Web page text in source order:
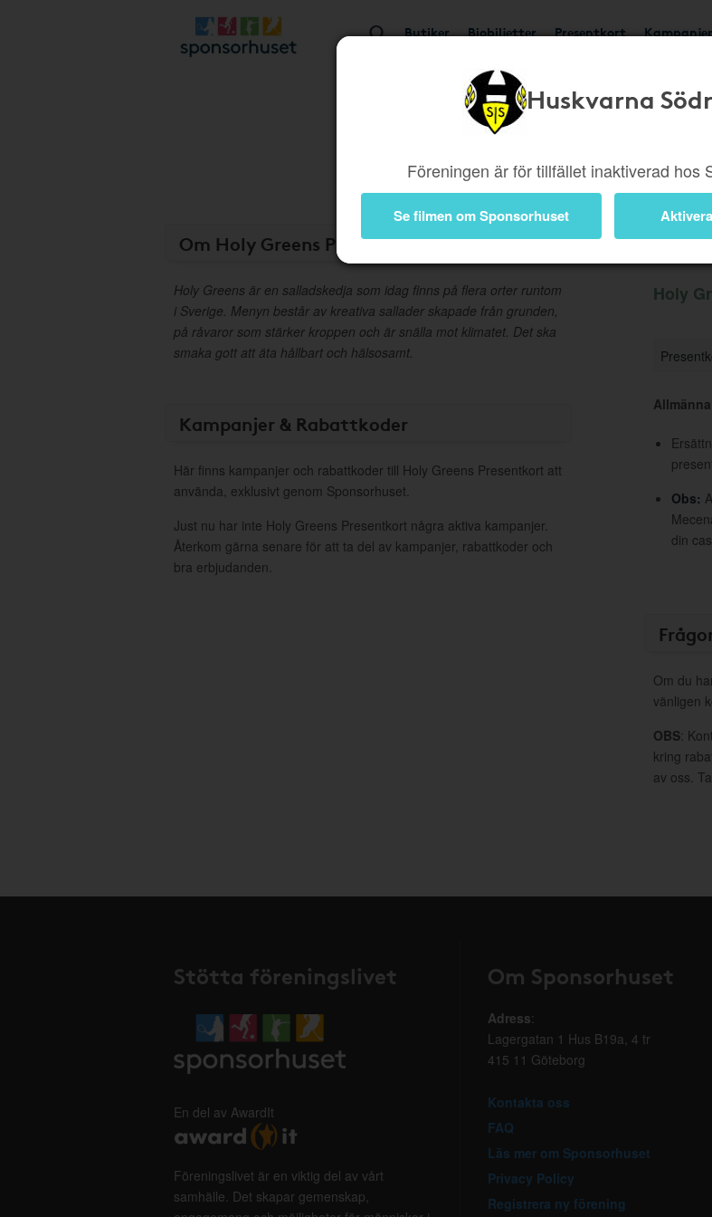
Butiker Biobiljetter Presentkort Kampanjer
Huskvarna
Föreningen är för tillfället inaktiverad hos
Se filmen om Sponsorhuset
Om Holy Greens Presentkort
Holy Greens är en salladskedja som idag finns på flera orter runtom
i Sverige. Menyn består av kreativa sallader skapade från grunden,
på råvaror som stärker kroppen och är snälla mot klimatet. Det ska
smaka gott att äta hållbart och hälsosamt.
Kampanjer & Rabattkoder
Här finns kampanjer och rabattkoder till Holy Greens Presentkort att
använda, exklusivt genom Sponsorhuset.
Just nu har inte Holy Greens Presentkort några aktiva kampanjer.
Återkom gärna senare för att ta del av kampanjer, rabattkoder och
bra erbjudanden.
Holy
Obs:
din
Om du
vänligen
OBS:
kring
av oss.
Stötta föreningslivet
En del av AwardIt
Föreningslivet är en viktig del av vårt
samhälle. Det skapar gemenskap,
Om Sponsorhuset
Adress:
Lagergatan 1 Hus B19a, 4 tr
415 11 Göteborg
Kontakta oss
FAQ
Läs mer om Sponsorhuset
Privacy Policy
Registrera ny förening